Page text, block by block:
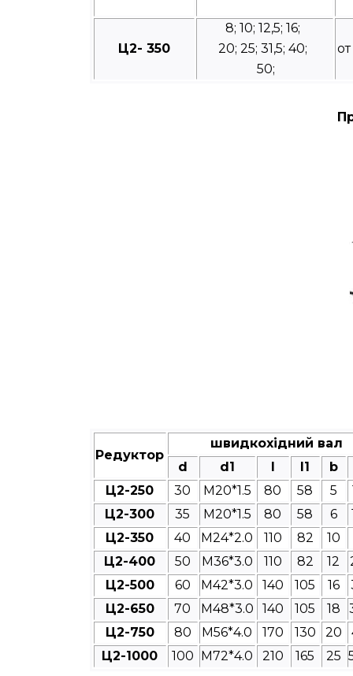
Ц2- 350
8; 10; 12,5; 16;
20; 25; 31,5; 40;
50;
Редуктор
швидкохідний вал
d
d1 l1
b
Ц2-250
30 M20*1.5 80 58 5
Ц2-300
35 M20*1.5 80 58 6
Ц2-350
40 M24*2.0 110 82 10
Ц2-400
50 M36*3.0 110 82 12
Ц2-500
60 M42*3.0 140 105 16
Ц2-650
70 M48*3.0 140 105 18
Ц2-750
80 M56*4.0 170 130 20
Ц2-1000
100 M72*4.0 210 165 25